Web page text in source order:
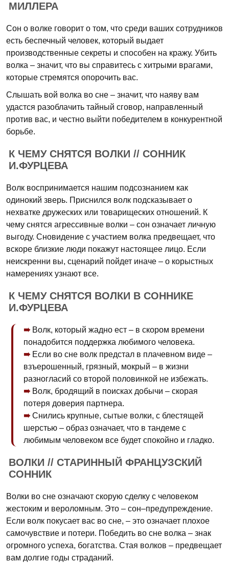
МИЛЛЕРА
Сон о волке говорит о том, что среди ваших сотрудников
есть беспечный человек, который выдает
производственные секреты и способен на кражу. Убить
волка – значит, что вы справитесь с хитрыми врагами,
которые стремятся опорочить вас.
Слышать вой волка во сне – значит, что наяву вам
удастся разоблачить тайный сговор, направленный
против вас, и честно выйти победителем в конкурентной
борьбе.
К ЧЕМУ СНЯТСЯ ВОЛКИ // СОННИК
И.ФУРЦЕВА
Волк воспринимается нашим подсознанием как
одинокий зверь. Приснился волк подсказывает о
нехватке дружеских или товарищеских отношений. К
чему снятся агрессивные волки – сон означает личную
выгоду. Сновидение с участием волка предвещает, что
вскоре близкие люди покажут настоящее лицо. Если
неискренни вы, сценарий пойдет иначе – о корыстных
намерениях узнают все.
К ЧЕМУ СНЯТСЯ ВОЛКИ В СОННИКЕ
И.ФУРЦЕВА
Волк, который жадно ест – в скором времени
понадобится поддержка любимого человека.
Если во сне волк предстал в плачевном виде –
взъерошенный, грязный, мокрый – в жизни
разногласий со второй половинкой не избежать.
Волк, бродящий в поисках добычи – скорая
потеря доверия партнера.
Снились крупные, сытые волки, с блестящей
шерстью – образ означает, что в тандеме с
любимым человеком все будет спокойно и гладко.
ВОЛКИ // СТАРИННЫЙ ФРАНЦУЗСКИЙ
СОННИК
Волки во сне означают скорую сделку с человеком
жестоким и вероломным. Это – сон–предупреждение.
Если волк покусает вас во сне, – это означает плохое
самочувствие и потери. Победить во сне волка – знак
огромного успеха, богатства. Стая волков – предвещает
вам долгие годы страданий.